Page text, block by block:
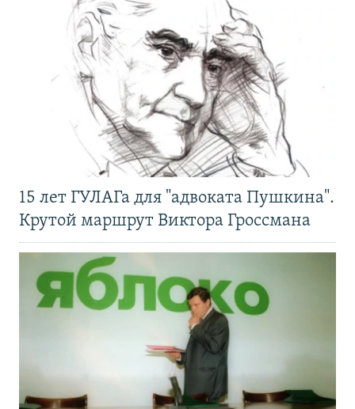
15 лет ГУЛАГа для "адвоката Пушкина".
Крутой маршрут Виктора Гроссмана